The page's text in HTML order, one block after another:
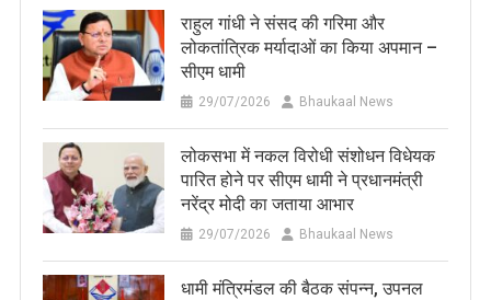
राहुल गांधी ने संसद की गरिमा और
लोकतांत्रिक मर्यादाओं का किया अपमान –
सीएम धामी
29/07/2026 Bhaukaal News
लोकसभा में नकल विरोधी संशोधन विधेयक
पारित होने पर सीएम धामी ने प्रधानमंत्री
नरेंद्र मोदी का जताया आभार
29/07/2026 Bhaukaal News
धामी मंत्रिमंडल की बैठक संपन्न, उपनल